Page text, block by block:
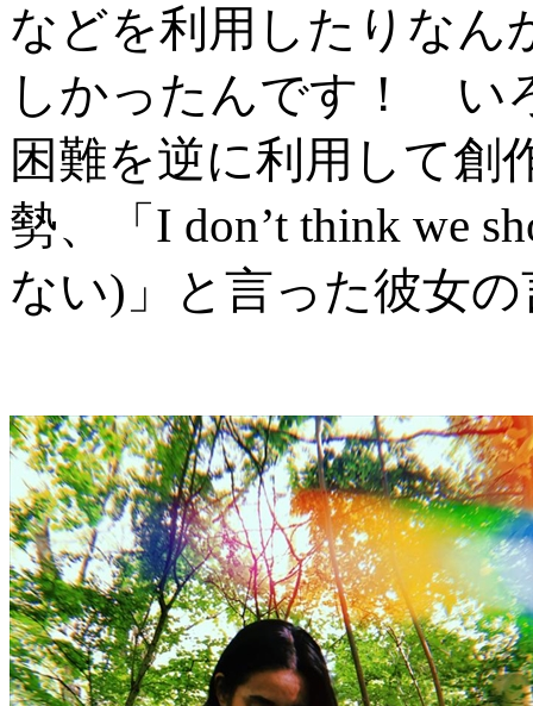
などを利用したりなん
しかったんです！ い
困難を逆に利用して創
勢、「I don’t think we
ない)」と言った彼女